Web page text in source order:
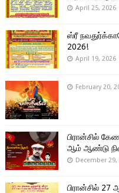
April 25, 2026
ஸ்ரீ
2026!
April 19, 2026
February 20,
பிரான்சில்
ஆம் ஆண்டு
December 29,
பிரான்சில்